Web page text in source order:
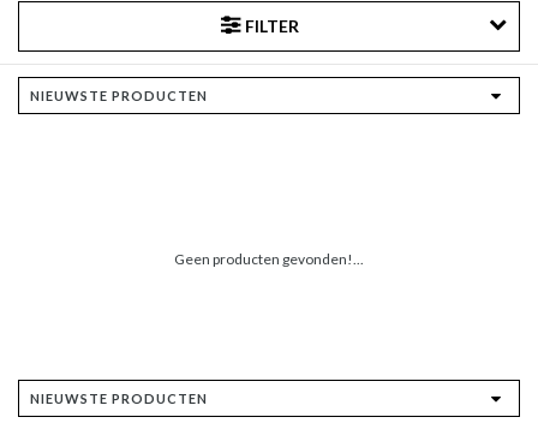
FILTER
Geen producten gevonden!...